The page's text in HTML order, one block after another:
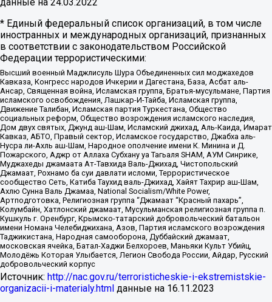
* Единый федеральный список организаций, в том числе
иностранных и международных организаций, признанных
в соответствии с законодательством Российской
Федерации террористическими:
Высший военный Маджлисуль Шура Объединенных сил моджахедов
Кавказа, Конгресс народов Ичкерии и Дагестана, База, Асбат аль-
Ансар, Священная война, Исламская группа, Братья-мусульмане, Партия
исламского освобождения, Лашкар-И-Тайба, Исламская группа,
Движение Талибан, Исламская партия Туркестана, Общество
социальных реформ, Общество возрождения исламского наследия,
Дом двух святых, Джунд аш-Шам, Исламский джихад, Аль-Каида, Имарат
Кавказ, АБТО, Правый сектор, Исламское государство, Джабха аль-
Нусра ли-Ахль аш-Шам, Народное ополчение имени К. Минина и Д.
Пожарского, Аджр от Аллаха Субхану уа Тагьаля SHAM, АУМ Синрике,
Муджахеды джамаата Ат-Тавхида Валь-Джихад, Чистопольский
Джамаат, Рохнамо ба суи давлати исломи, Террористическое
сообщество Сеть, Катиба Таухид валь-Джихад, Хайят Тахрир аш-Шам,
Ахлю Сунна Валь Джамаа, National Socialism/White Power,
Артподготовка, Религиозная группа “Джамаат “Красный пахарь”,
Колумбайн, Хатлонский джамаат, Мусульманская религиозная группа п.
Кушкуль г. Оренбург, Крымско-татарский добровольческий батальон
имени Номана Челебиджихана, Азов, Партия исламского возрождения
Таджикистана, Народная самооборона, Дуббайский джамаат,
московская ячейка, Батал-Хаджи Белхороев, Маньяки Культ Убийц,
Молодёжь Которая Улыбается, Легион Свобода России, Айдар, Русский
добровольческий корпус
Источник: http://nac.gov.ru/terroristicheskie-i-ekstremistskie-
organizacii-i-materialy.html данные на 16.11.2023